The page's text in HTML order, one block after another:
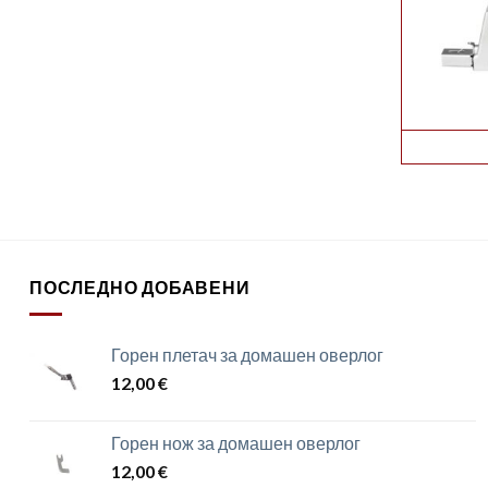
ПОСЛЕДНО ДОБАВЕНИ
Горен плетач за домашен оверлог
12,00€
Горен нож за домашен оверлог
12,00€